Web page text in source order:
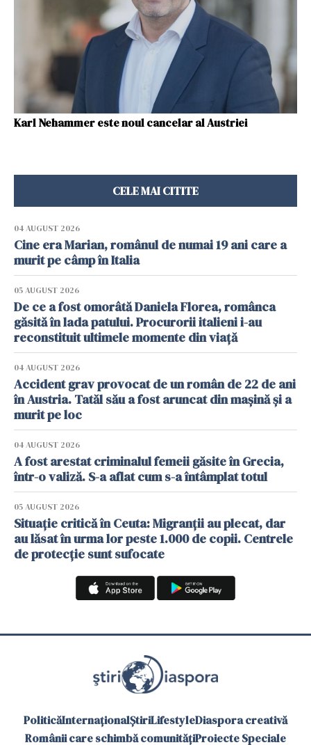
Karl Nehammer este noul cancelar al Austriei
CELE MAI CITITE
04 AUGUST 2026
Cine era Marian, românul de numai 19 ani care a
murit pe câmp în Italia
05 AUGUST 2026
De ce a fost omorâtă Daniela Florea, românca
găsită în lada patului. Procurorii italieni i-au
reconstituit ultimele momente din viață
04 AUGUST 2026
Accident grav provocat de un român de 22 de ani
în Austria. Tatăl său a fost aruncat din mașină și a
murit pe loc
04 AUGUST 2026
A fost arestat criminalul femeii găsite în Grecia,
într-o valiză. S-a aflat cum s-a întâmplat totul
05 AUGUST 2026
Situație critică în Ceuta: Migranții au plecat, dar
au lăsat în urma lor peste 1.000 de copii. Centrele
de protecție sunt sufocate
PoliticăInternaționalȘtiriLifestyleDiaspora creativă
Românii care schimbă comunitățiProiecte Speciale